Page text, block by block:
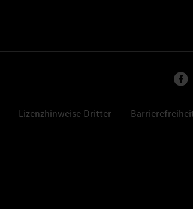
Lizenzhinweise Dritter